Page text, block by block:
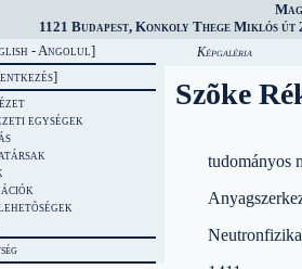
1121 Budapest, Konkoly Thege Miklós út
- Angolul]
egységek
Képgaléria
Szõke
tudományos